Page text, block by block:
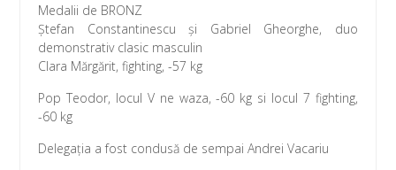
Medalii de BRONZ
Ștefan Constantinescu și Gabriel Gheorghe, duo
demonstrativ clasic masculin
Clara Mărgărit, fighting, -57 kg
Pop Teodor, locul V ne waza, -60 kg si locul 7 fighting,
-60 kg
Delegația a fost condusă de sempai Andrei Vacariu